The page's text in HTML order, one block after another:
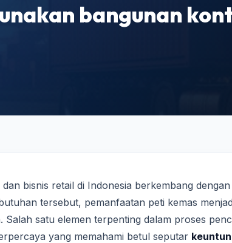
bangunan
bisnis retail di Indonesia berkembang dengan
tersebut, pemanfaatan peti kemas
satu elemen terpenting dalam proses
yang memahami betul seputar